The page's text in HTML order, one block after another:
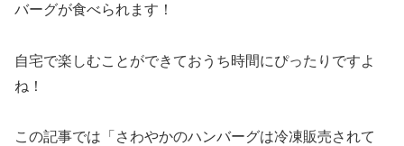
バーグが食べられます！
自宅で楽しむことができておうち時間にぴったりですよ
ね！
この記事では「さわやかのハンバーグは冷凍販売されて